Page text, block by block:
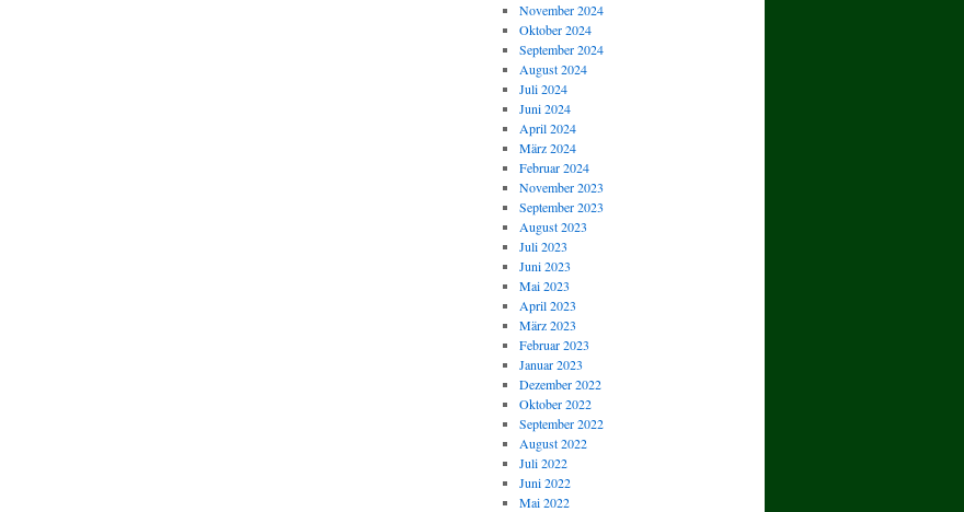
November 2024
Oktober 2024
September 2024
August 2024
Juli 2024
Juni 2024
April 2024
März 2024
Februar 2024
November 2023
September 2023
August 2023
Juli 2023
Juni 2023
Mai 2023
April 2023
März 2023
Februar 2023
Januar 2023
Dezember 2022
Oktober 2022
September 2022
August 2022
Juli 2022
Juni 2022
Mai 2022